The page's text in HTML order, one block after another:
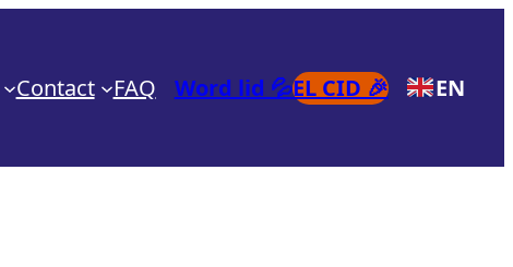
Contact FAQ Word lid 💦EL CID 🎉 EN